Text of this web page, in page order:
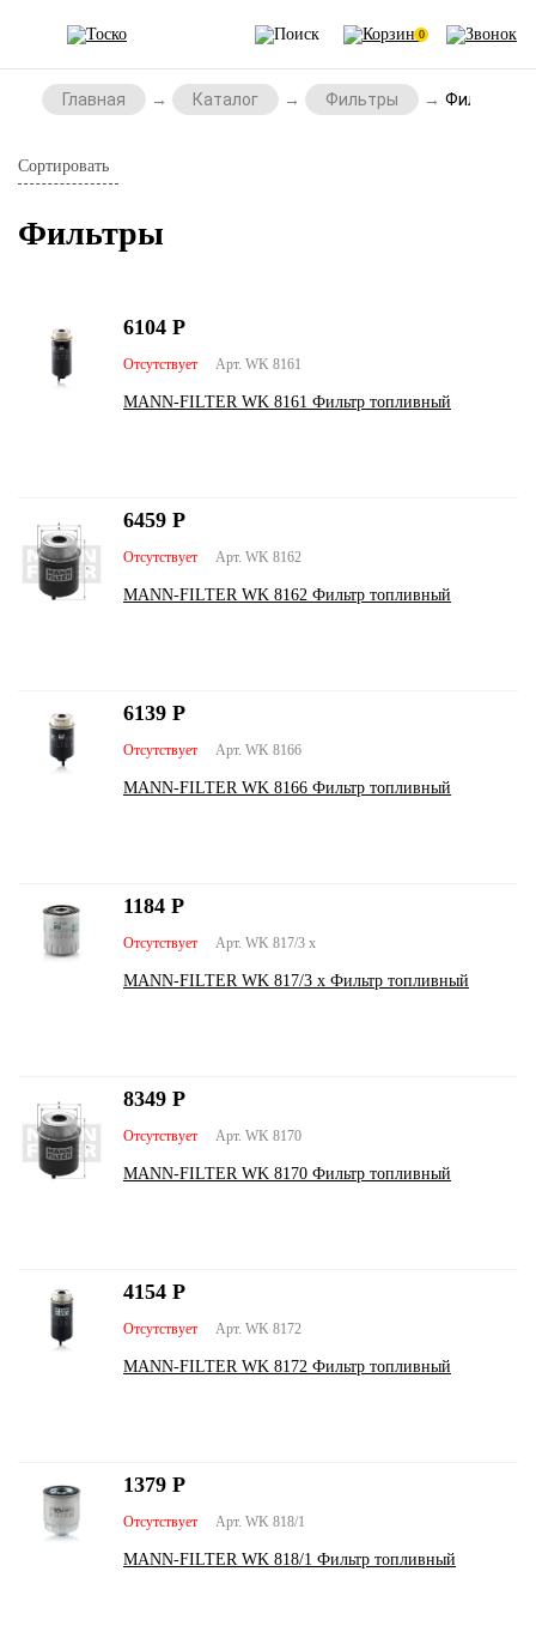
0
Главная Каталог Фильтры Фильтры
Сортировать
Фильтры
Арт. WK 8161
Отсутствует
MANN-FILTER WK 8161 Фильтр топливный
6104 Р
Арт. WK 8162
Отсутствует
MANN-FILTER WK 8162 Фильтр топливный
6459 Р
Арт. WK 8166
Отсутствует
MANN-FILTER WK 8166 Фильтр топливный
6139 Р
Арт. WK 817/3 x
Отсутствует
MANN-FILTER WK 817/3 x Фильтр топливный
1184 Р
Арт. WK 8170
Отсутствует
MANN-FILTER WK 8170 Фильтр топливный
8349 Р
Арт. WK 8172
Отсутствует
MANN-FILTER WK 8172 Фильтр топливный
4154 Р
Арт. WK 818/1
Отсутствует
MANN-FILTER WK 818/1 Фильтр топливный
1379 Р